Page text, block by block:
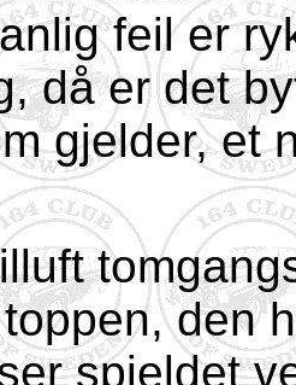
feil er
då er det
gjelder, et
den
spjeldet